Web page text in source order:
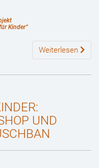
Kinder“
Weiterlesen
UND